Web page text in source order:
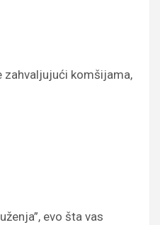
zahvaljujući komšijama,
evo šta vas